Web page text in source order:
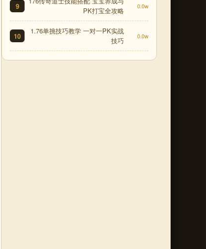
9
PK打宝全攻略
0.0w
10
1.76单挑技巧教学 一对一PK实战
技巧
0.0w